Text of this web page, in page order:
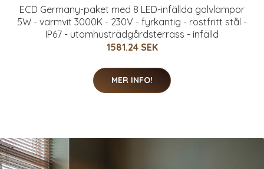
ECD Germany-paket med 8 LED-infällda golvlampor
5W - varmvit 3000K - 230V - fyrkantig - rostfritt stål -
IP67 - utomhusträdgårdsterrass - infälld
1581.24 SEK
MER INFO!